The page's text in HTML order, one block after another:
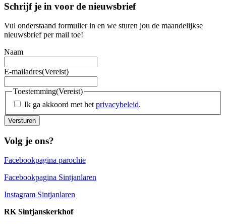
Schrijf je in voor de nieuwsbrief
Vul onderstaand formulier in en we sturen jou de maandelijkse
nieuwsbrief per mail toe!
Naam
E-mailadres(Vereist)
Toestemming(Vereist)
Ik ga akkoord met het privacybeleid.
Versturen
Volg je ons?
Facebookpagina parochie
Facebookpagina Sintjanlaren
Instagram Sintjanlaren
RK Sintjanskerkhof